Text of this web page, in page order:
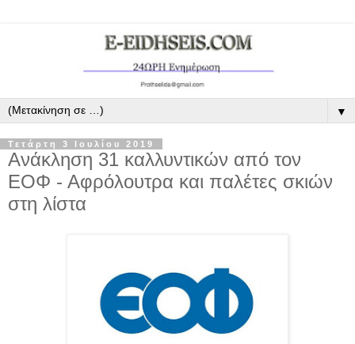
▼
Τετάρτη 3 Ιουλίου 2019
Ανάκληση 31 καλλυντικών από τον
ΕΟΦ - Αφρόλουτρα και παλέτες σκιών
στη λίστα